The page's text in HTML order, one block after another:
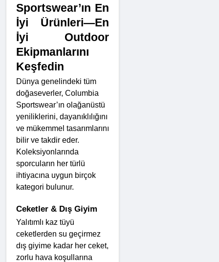
Sportswear’ın En
İyi Ürünleri—En
İyi Outdoor
Ekipmanlarını
Keşfedin
Dünya genelindeki tüm
doğaseverler, Columbia
Sportswear’ın olağanüstü
yeniliklerini, dayanıklılığını
ve mükemmel tasarımlarını
bilir ve takdir eder.
Koleksiyonlarında
sporcuların her türlü
ihtiyacına uygun birçok
kategori bulunur.
Ceketler & Dış Giyim
Yalıtımlı kaz tüyü
ceketlerden su geçirmez
dış giyime kadar her ceket,
zorlu hava koşullarına